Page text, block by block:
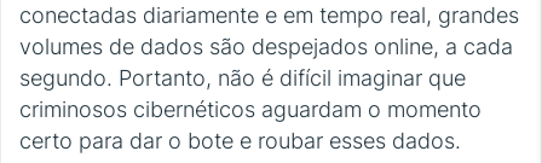
conectadas diariamente e em tempo real, grandes
volumes de dados são despejados online, a cada
segundo. Portanto, não é difícil imaginar que
criminosos cibernéticos aguardam o momento
certo para dar o bote e roubar esses dados.